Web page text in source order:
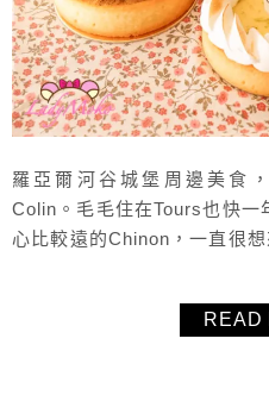
羅亞爾河谷城堡周邊美食
Colin。毛毛住在Tours也快一
心比較遠的Chinon，一直很
點店竟然沒開，不過也意外
READ